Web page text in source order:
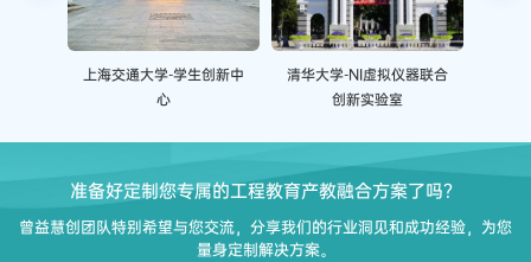
上海交通大学-学生创新中
心
清华大学-NI虚拟仪器联合
创新实验室
准备好定制您专属的工程教育产教融合方案了吗？
曾益慧创团队特别希望与您交流，分享我们的行业洞见和成功经验，为您
量身定制解决方案。